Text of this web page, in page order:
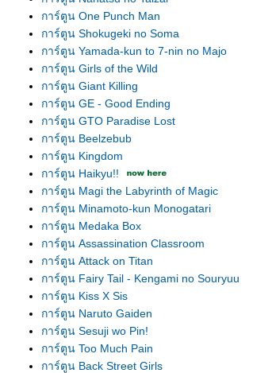
การ์ตูน One Punch Man
การ์ตูน Shokugeki no Soma
การ์ตูน Yamada-kun to 7-nin no Majo
การ์ตูน Girls of the Wild
การ์ตูน Giant Killing
การ์ตูน GE - Good Ending
การ์ตูน GTO Paradise Lost
การ์ตูน Beelzebub
การ์ตูน Kingdom
การ์ตูน Haikyu!!
การ์ตูน Magi the Labyrinth of Magic
การ์ตูน Minamoto-kun Monogatari
การ์ตูน Medaka Box
การ์ตูน Assassination Classroom
การ์ตูน Attack on Titan
การ์ตูน Fairy Tail - Kengami no Souryuu
การ์ตูน Kiss X Sis
การ์ตูน Naruto Gaiden
การ์ตูน Sesuji wo Pin!
การ์ตูน Too Much Pain
การ์ตูน Back Street Girls